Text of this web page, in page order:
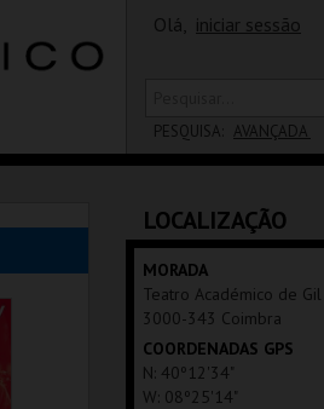
Olá, iniciar sessão
PESQUISA: AVANÇADA
SALA
LOCALIZAÇÃO
MORADA
Teatro Académico de
3000-343 Coimbra
COORDENADAS GPS
N: 40º12'34"
W: 08º25'14"